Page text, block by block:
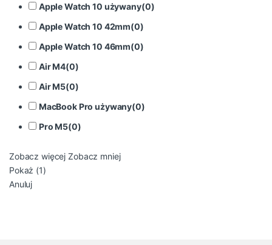
Apple Watch 10 używany(0)
Apple Watch 10 42mm(0)
Apple Watch 10 46mm(0)
Air M4(0)
Air M5(0)
MacBook Pro używany(0)
Pro M5(0)
Zobacz więcej Zobacz mniej
Pokaż (1)
Anuluj